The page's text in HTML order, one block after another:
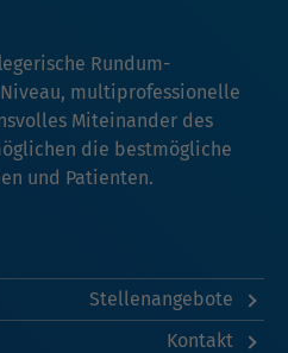
Rundum-
multiprofessionelle
Miteinander des
die bestmögliche
und Patienten.
Stellenangebote
Kontakt